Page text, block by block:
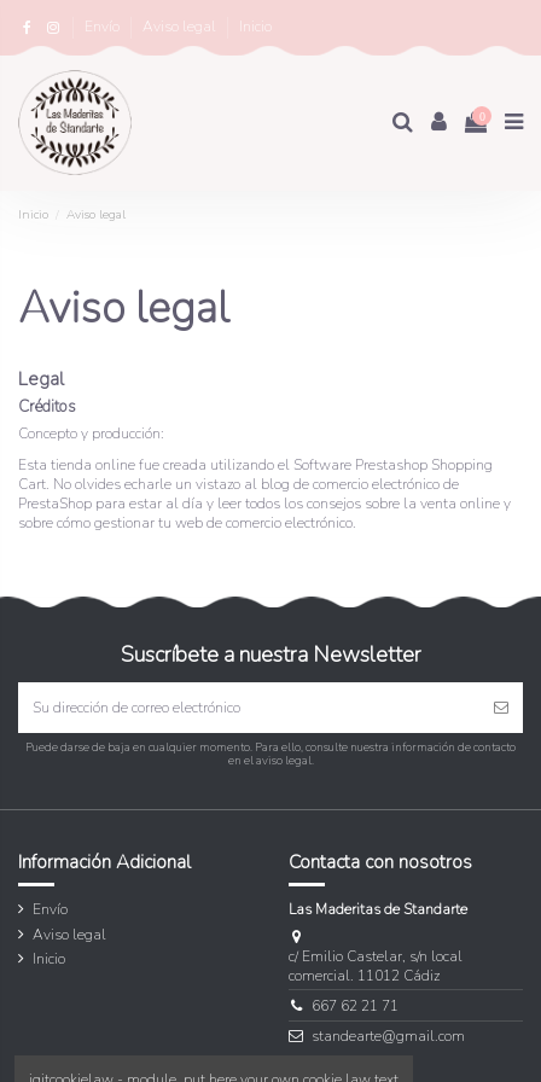
Envío Aviso legal Inicio
0
Inicio Aviso legal
Aviso legal
Legal
Créditos
Concepto y producción:
Esta tienda online fue creada utilizando el Software Prestashop Shopping
Cart. No olvides echarle un vistazo al blog de comercio electrónicode
PrestaShop para estar al día y leer todos los consejos sobre la venta online y
sobre cómo gestionar tu web de comercio electrónico.
Suscríbete a nuestra Newsletter
Puede darse de baja en cualquier momento. Para ello, consulte nuestra información de contacto
en el aviso legal.
Información Adicional
Envío
Aviso legal
Inicio
Contacta con nosotros
Las Maderitas de Standarte
c/ Emilio Castelar, s/n local
comercial. 11012 Cádiz
667 62 21 71
standearte@gmail.com
×